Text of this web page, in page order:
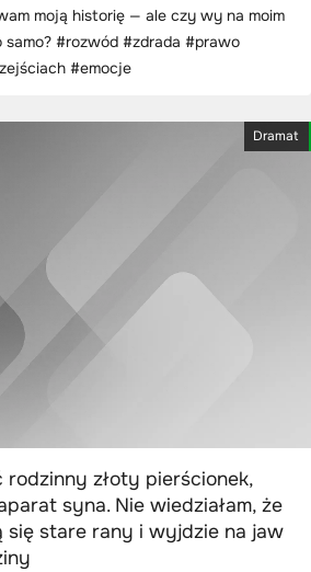
moją historię — ale czy wy na moim
samo? #rozwód #zdrada #prawo
#emocje
Dramat
rodzinny złoty pierścionek,
syna. Nie wiedziałam, że
się stare rany i wyjdzie na jaw